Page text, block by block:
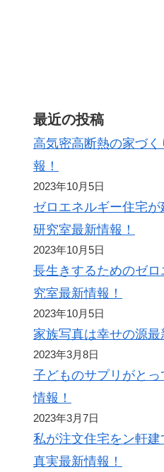
最近の投稿
高気密高断熱の家づ
報！
2023年10月5日
ゼロエネルギー住宅
研究室最新情報！
2023年10月5日
長生きするためのゼ
究室最新情報！
2023年10月5日
家族写真は幸せの源最
2023年3月8日
子どものサプリがと
情報！
2023年3月7日
私が注文住宅をン軒
真実最新情報！